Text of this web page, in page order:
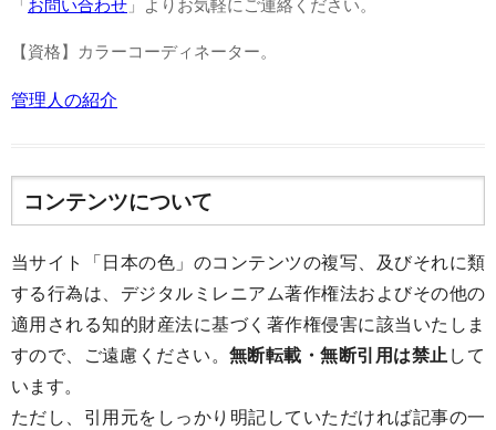
【資格】カラーコーディネーター。
管理人の紹介
コンテンツについて
当サイト「日本の色」のコンテンツの複写、及びそれに類
する行為は、デジタルミレニアム著作権法およびその他の
適用される知的財産法に基づく著作権侵害に該当いたしま
すので、ご遠慮ください。 無断転載・無断引用は禁止して
います。
ただし、引用元をしっかり明記していただければ記事の一